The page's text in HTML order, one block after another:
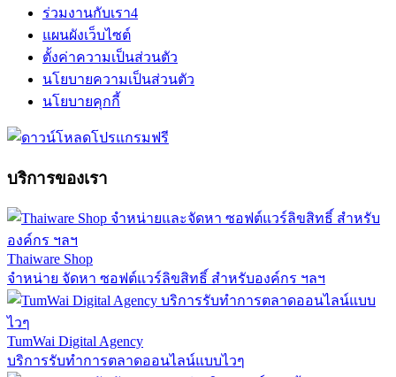
ร่วมงานกับเรา4
แผนผังเว็บไซต์
ตั้งค่าความเป็นส่วนตัว
นโยบายความเป็นส่วนตัว
นโยบายคุกกี้
บริการของเรา
Thaiware Shop
จำหน่าย จัดหา ซอฟต์แวร์ลิขสิทธิ์ สำหรับองค์กร ฯลฯ
TumWai Digital Agency
บริการรับทำการตลาดออนไลน์แบบไวๆ